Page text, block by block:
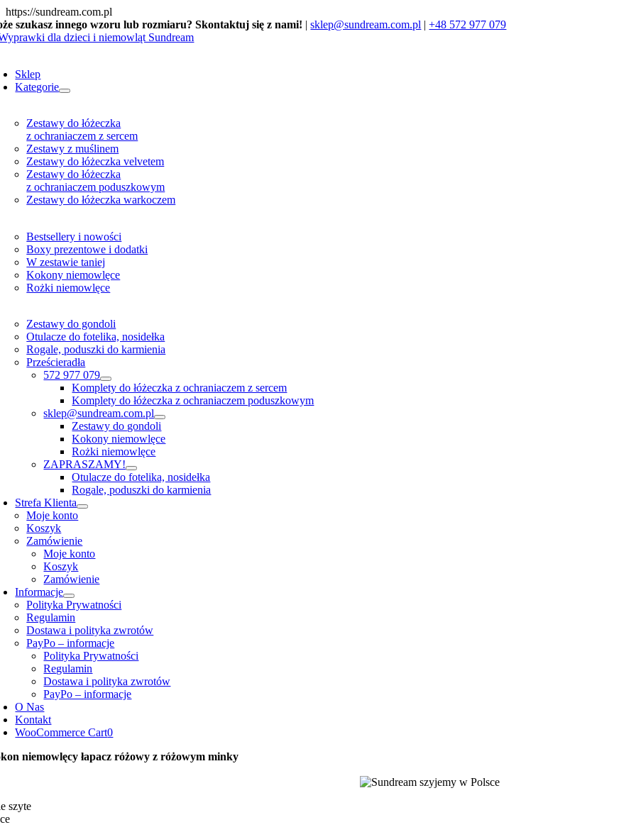
https://sundream.com.pl
to
content
szukasz innego wzoru lub rozmiaru? Skontaktuj się z nami! |sklep@sundream.com.pl |+48 572 977 079
Sklep
Kategorie
Zestawy do łóżeczka
z ochraniaczem z sercem
Zestawy z muślinem
Zestawy do łóżeczka velvetem
Zestawy do łóżeczka
z ochraniaczem poduszkowym
Zestawy do łóżeczka warkoczem
Bestsellery i nowości
Boxy prezentowe i dodatki
W zestawie taniej
Kokony niemowlęce
Rożki niemowlęce
Zestawy do gondoli
Otulacze do fotelika, nosidełka
Rogale, poduszki do karmienia
Prześcieradła
572 977 079
Komplety do łóżeczka z ochraniaczem z sercem
Komplety do łóżeczka z ochraniaczem poduszkowym
sklep@sundream.com.pl
Zestawy do gondoli
Kokony niemowlęce
Rożki niemowlęce
ZAPRASZAMY!
Otulacze do fotelika, nosidełka
Rogale, poduszki do karmienia
Strefa Klienta
Moje konto
Koszyk
Zamówienie
Moje konto
Koszyk
Zamówienie
Informacje
Polityka Prywatności
Regulamin
Dostawa i polityka zwrotów
PayPo – informacje
Polityka Prywatności
Regulamin
Dostawa i polityka zwrotów
PayPo – informacje
O Nas
Kontakt
WooCommerce Cart0
niemowlęcy łapacz różowy z różowym minky
szyte